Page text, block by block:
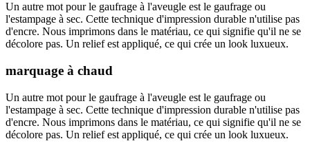
Un autre mot pour le gaufrage à l'aveugle est le gaufrage ou
l'estampage à sec. Cette technique d'impression durable n'utilise pas
d'encre. Nous imprimons dans le matériau, ce qui signifie qu'il ne se
décolore pas. Un relief est appliqué, ce qui crée un look luxueux.
marquage à chaud
Un autre mot pour le gaufrage à l'aveugle est le gaufrage ou
l'estampage à sec. Cette technique d'impression durable n'utilise pas
d'encre. Nous imprimons dans le matériau, ce qui signifie qu'il ne se
décolore pas. Un relief est appliqué, ce qui crée un look luxueux.